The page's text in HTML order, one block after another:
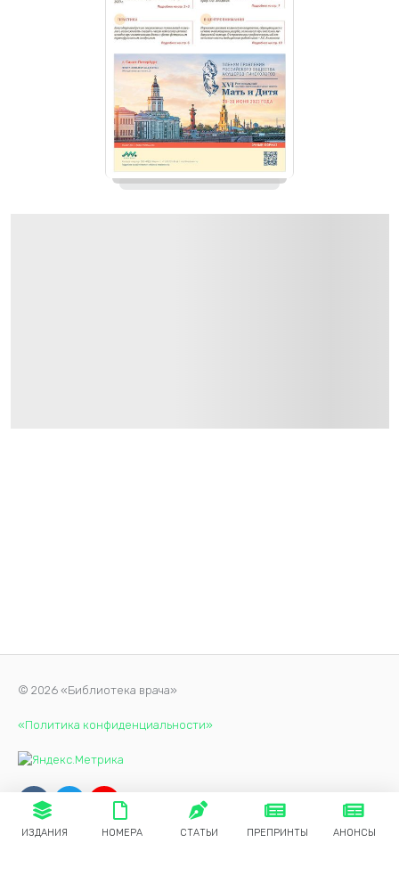
© 2026 «Библиотека врача»
«Политика конфиденциальности»
ИЗДАНИЯ НОМЕРА СТАТЬИ ПРЕПРИНТЫ АНОНСЫ